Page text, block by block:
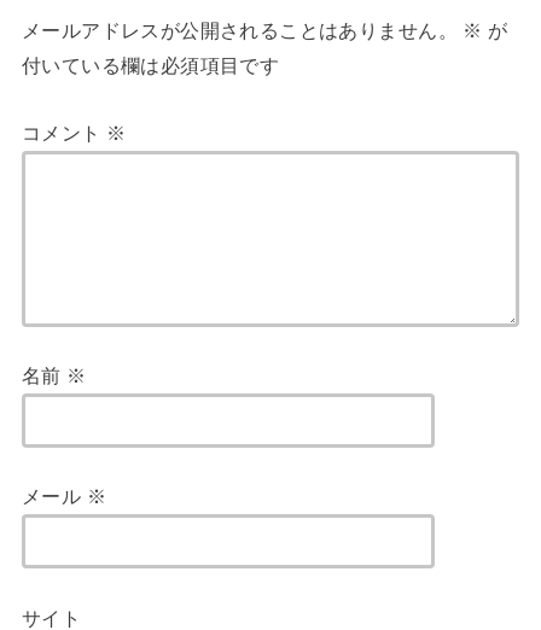
メールアドレスが公開されることはありません。 ※ が
付いている欄は必須項目です
コメント ※
名前 ※
メール ※
サイト